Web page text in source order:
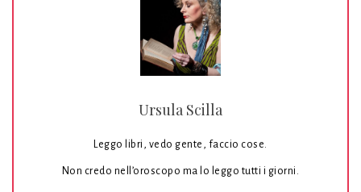
Ursula Scilla
Leggo libri, vedo gente, faccio cose.
Non credo nell’oroscopo ma lo leggo tutti i giorni.